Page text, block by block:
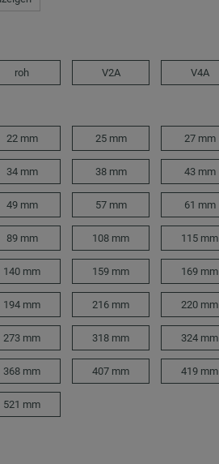
roh V2A V4A
22 mm 25 mm 27 mm
34 mm 38 mm 43 mm
49 mm 57 mm 61 mm
89 mm 108 mm 115 mm
140 mm 159 mm 169 mm
194 mm 216 mm 220 mm
273 mm 318 mm 324 mm
368 mm 407 mm 419 mm
521 mm